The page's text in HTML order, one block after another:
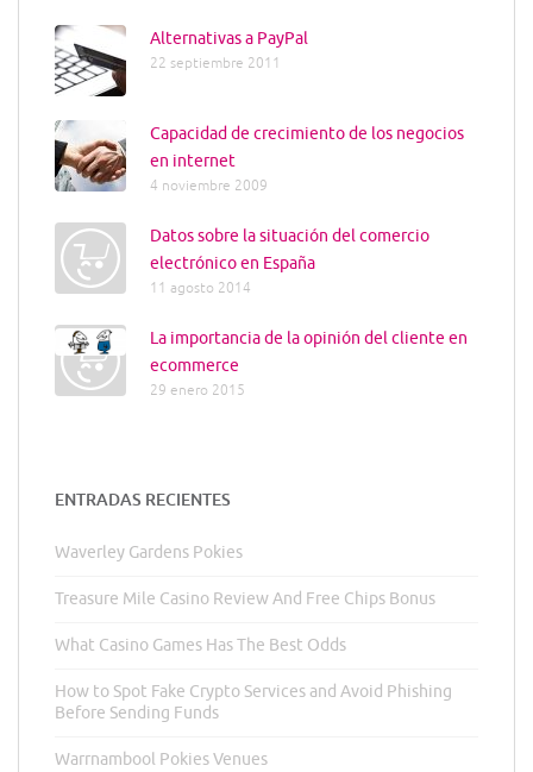
Alternativas a PayPal
22 septiembre 2011
Capacidad de crecimiento de los negocios
en internet
4 noviembre 2009
Datos sobre la situación del comercio
electrónico en España
11 agosto 2014
La importancia de la opinión del cliente en
ecommerce
29 enero 2015
ENTRADAS RECIENTES
Waverley Gardens Pokies
Treasure Mile Casino Review And Free Chips Bonus
What Casino Games Has The Best Odds
How to Spot Fake Crypto Services and Avoid Phishing
Before Sending Funds
Warrnambool Pokies Venues